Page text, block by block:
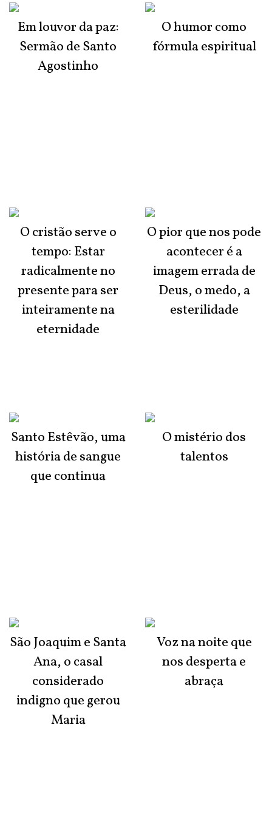
Em louvor da paz:
Sermão de Santo
Agostinho
O cristão serve o
tempo: Estar
radicalmente no
presente para ser
inteiramente na
eternidade
Santo Estêvão, uma
história de sangue
que continua
São Joaquim e Santa
Ana, o casal
considerado
indigno que gerou
Maria
O humor como
fórmula espiritual
O pior que nos pode
acontecer é a
imagem errada de
Deus, o medo, a
esterilidade
O mistério dos
talentos
Voz na noite que
nos desperta e
abraça